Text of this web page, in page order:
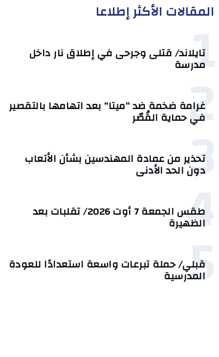
المقالات الأكثر إطلاعا
1
تايلاند/ قتلى وجرحى في إطلاق نار داخل
مدرسة
2
غرامة ضخمة ضد “ميتا” بعد اتهامها بالتقصير
في حماية القُصّر
3
تحذير من عمادة المهندسين بشأن الأتعاب
دون الحد الأدنى
4 طقس الجمعة 7 أوت 2026/ تقلبات بعد
الظهيرة
5
قبلي/ حملة تبرعات واسعة استعدادًا للعودة
المدرسية